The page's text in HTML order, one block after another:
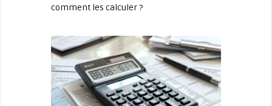
comment les calculer ?